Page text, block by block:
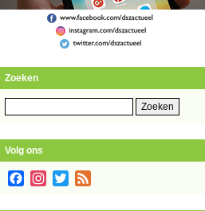
Zoeken
naar:
Volg ons
FacebookInstagram
Twitter